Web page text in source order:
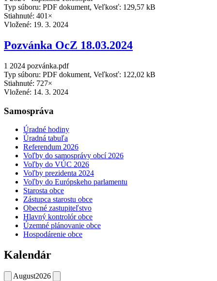
Typ súboru: PDF dokument, Veľkosť: 129,57 kB
Stiahnuté: 401×
Vložené: 19. 3. 2024
Pozvánka OcZ 18.03.2024
1 2024 pozvánka.pdf
Typ súboru: PDF dokument, Veľkosť: 122,02 kB
Stiahnuté: 727×
Vložené: 14. 3. 2024
Samospráva
Úradné hodiny
Úradná tabuľa
Referendum 2026
Voľby do samosprávy obcí 2026
Voľby do VÚC 2026
Voľby prezidenta 2024
Voľby do Európskeho parlamentu
Starosta obce
Zástupca starostu obce
Obecné zastupiteľstvo
Hlavný kontrolór obce
Územné plánovanie obce
Hospodárenie obce
Kalendár
August2026